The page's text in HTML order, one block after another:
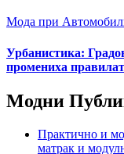
Мода при
Урбанистика:
промениха
Модни
Практично и
матрак и